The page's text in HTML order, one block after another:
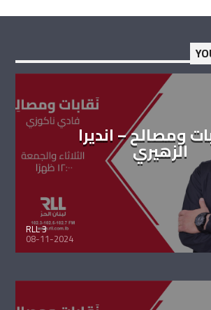
ومصالح – انديرا
الزهيري
RLL 3
08-11-2024